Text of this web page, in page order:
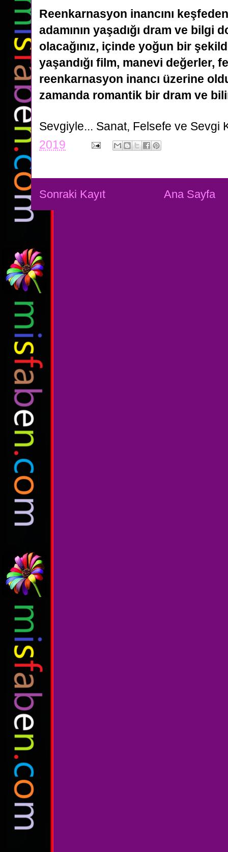
Reenkarnasyon inancını
adamının yaşadığı dram ve bilgi
olacağınız, içinde yoğun bir
yaşandığı film, manevi değerler,
reenkarnasyon inancı üzerine
zamanda romantik bir dram ve
Sevgiyle... Sanat, Felsefe ve Sevgi
2019
Sonraki Kayıt Ana Sayfa